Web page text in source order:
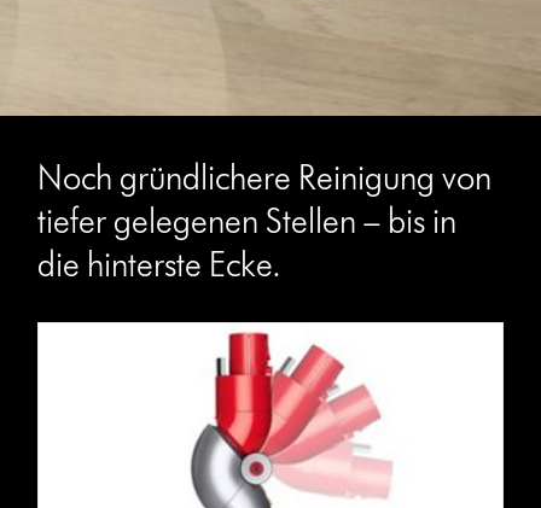
Noch gründlichere Reinigung von
tiefer gelegenen Stellen – bis in
die hinterste Ecke.